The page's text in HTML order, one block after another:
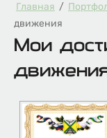
Главная /
движения
Мои